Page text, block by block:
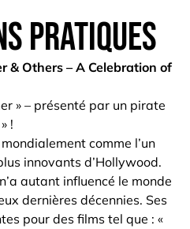
pratiques
& Others – A Celebration of
» – présenté par un pirate
!
comme l’un
innovants d’Hollywood.
autant influencé le monde
dernières décennies. Ses
pour des films tel que : «